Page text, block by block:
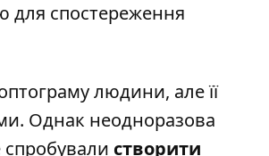
для спостереження
людини, але її
Однак неодноразова
спробували створити